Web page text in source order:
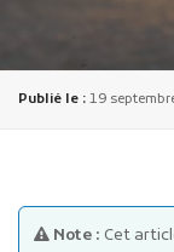
Publié le : 19
Note : Cet